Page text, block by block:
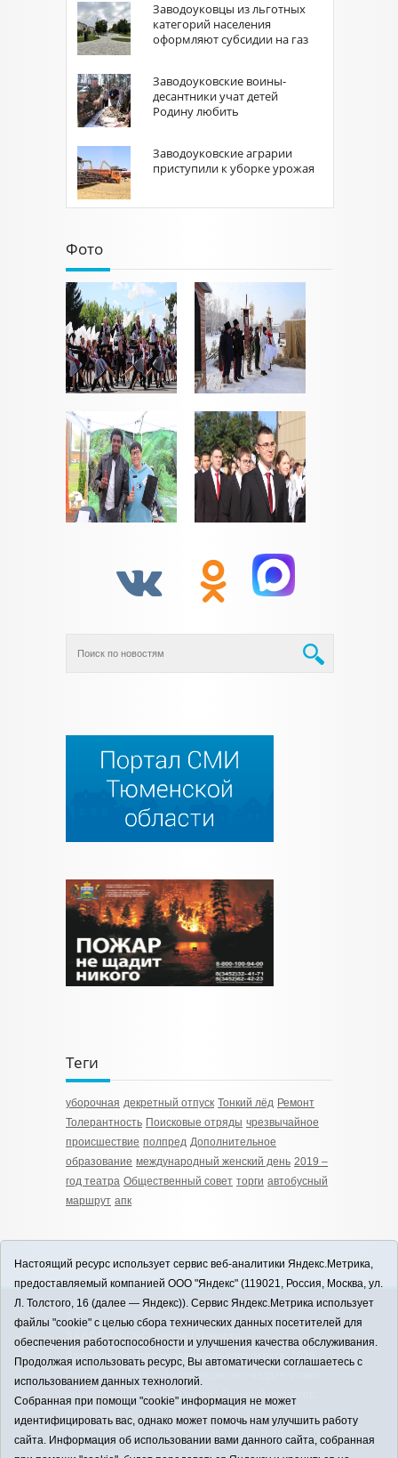
Заводоуковцы из льготных
категорий населения
оформляют субсидии на газ
Заводоуковские воины-
десантники учат детей
Родину любить
Заводоуковские аграрии
приступили к уборке урожая
Фото
Теги
уборочная декретный отпуск Тонкий лёд Ремонт
Толерантность Поисковые отряды чрезвычайное
происшествие полпред Дополнительное
образование международный женский день 2019 –
год театра Общественный совет торги автобусный
маршрут апк
12+
ЗАВОДОУКОВСК online / Новости
Заводоуковского муниципального округа, 2026
Учредитель: АНО "Информационно-издательский
центр "Заводоуковские вести". Главный редактор:
E-mail:
zavest@obl72.ru
Тел.: 8 (34542) 2-10-33
Политика оператора
Настоящий ресурс использует сервис веб-аналитики Яндекс.Метрика,
предоставляемый компанией ООО "Яндекс" (119021, Россия, Москва, ул.
Л. Толстого, 16 (далее — Яндекс)). Сервис Яндекс.Метрика использует
файлы "cookie" с целью сбора технических данных посетителей для
обеспечения работоспособности и улучшения качества обслуживания.
Продолжая использовать ресурс, Вы автоматически соглашаетесь с
использованием данных технологий.
Собранная при помощи "cookie" информация не может
идентифицировать вас, однако может помочь нам улучшить работу
сайта. Информация об использовании вами данного сайта, собранная